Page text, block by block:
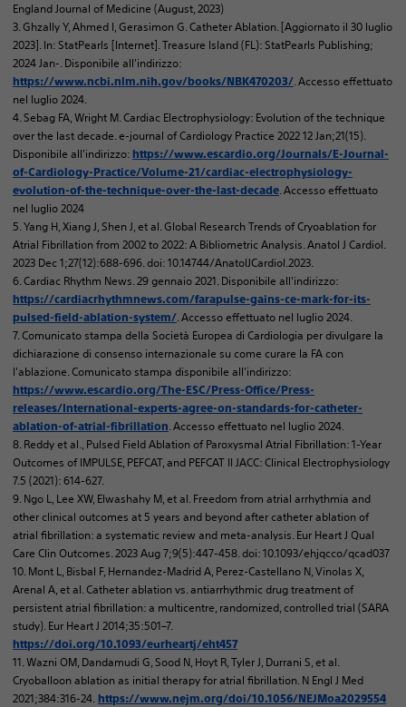
England Journal of Medicine (August, 2023)
3. Ghzally Y, Ahmed I, Gerasimon G. Catheter Ablation. [Aggiornato il 30 luglio
2023]. In: StatPearls [Internet]. Treasure Island (FL): StatPearls Publishing;
2024 Jan-. Disponibile all'indirizzo:
https://www.ncbi.nlm.nih.gov/books/NBK470203/. Accesso effettuato
nel luglio 2024.
4. Sebag FA, Wright M. Cardiac Electrophysiology: Evolution of the technique
over the last decade. e-journal of Cardiology Practice 2022 12 Jan;21(15).
Disponibile all'indirizzo: https://www.escardio.org/Journals/E-Journal-
of-Cardiology-Practice/Volume-21/cardiac-electrophysiology-
evolution-of-the-technique-over-the-last-decade. Accesso effettuato
nel luglio 2024
5. Yang H, Xiang J, Shen J, et al. Global Research Trends of Cryoablation for
Atrial Fibrillation from 2002 to 2022: A Bibliometric Analysis. Anatol J Cardiol.
2023 Dec 1;27(12):688-696. doi: 10.14744/AnatolJCardiol.2023.
6. Cardiac Rhythm News. 29 gennaio 2021. Disponibile all'indirizzo:
https://cardiacrhythmnews.com/farapulse-gains-ce-mark-for-its-
pulsed-field-ablation-system/. Accesso effettuato nel luglio 2024.
7. Comunicato stampa della Società Europea di Cardiologia per divulgare la
dichiarazione di consenso internazionale su come curare la FA con
l'ablazione. Comunicato stampa disponibile all'indirizzo:
https://www.escardio.org/The-ESC/Press-Office/Press-
releases/International-experts-agree-on-standards-for-catheter-
ablation-of-atrial-fibrillation. Accesso effettuato nel luglio 2024.
8. Reddy et al., Pulsed Field Ablation of Paroxysmal Atrial Fibrillation: 1-Year
Outcomes of IMPULSE, PEFCAT, and PEFCAT II JACC: Clinical Electrophysiology
7.5 (2021): 614-627.
9. Ngo L, Lee XW, Elwashahy M, et al. Freedom from atrial arrhythmia and
other clinical outcomes at 5 years and beyond after catheter ablation of
atrial fibrillation: a systematic review and meta-analysis. Eur Heart J Qual
Care Clin Outcomes. 2023 Aug 7;9(5):447-458. doi: 10.1093/ehjqcco/qcad037
10. Mont L, Bisbal F, Hernandez-Madrid A, Perez-Castellano N, Vinolas X,
Arenal A, et al. Catheter ablation vs. antiarrhythmic drug treatment of
persistent atrial fibrillation: a multicentre, randomized, controlled trial (SARA
study). Eur Heart J 2014;35:501–7.
https://doi.org/10.1093/eurheartj/eht457
11. Wazni OM, Dandamudi G, Sood N, Hoyt R, Tyler J, Durrani S, et al.
Cryoballoon ablation as initial therapy for atrial fibrillation. N Engl J Med
2021;384:316-24. https://www.nejm.org/doi/10.1056/NEJMoa2029554